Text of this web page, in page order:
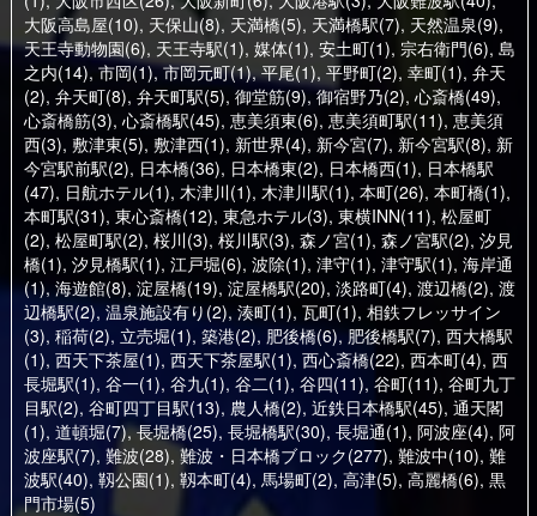
大阪高島屋(10), 天保山(8), 天満橋(5), 天満橋駅(7), 天然温泉(9),
天王寺動物園(6), 天王寺駅(1), 媒体(1), 安土町(1), 宗右衛門(6), 島
之内(14), 市岡(1),市岡元町(1),平尾(1), 平野町(2), 幸町(1), 弁天
(2), 弁天町(8), 弁天町駅(5), 御堂筋(9), 御宿野乃(2), 心斎橋(49),
心斎橋筋(3), 心斎橋駅(45), 恵美須東(6), 恵美須町駅(11), 恵美須
西(3), 敷津東(5), 敷津西(1), 新世界(4), 新今宮(7), 新今宮駅(8), 新
今宮駅前駅(2), 日本橋(36), 日本橋東(2), 日本橋西(1), 日本橋駅
(47), 日航ホテル(1), 木津川(1), 木津川駅(1), 本町(26), 本町橋(1),
本町駅(31), 東心斎橋(12), 東急ホテル(3), 東横INN(11), 松屋町
(2), 松屋町駅(2), 桜川(3), 桜川駅(3), 森ノ宮(1), 森ノ宮駅(2), 汐見
橋(1), 汐見橋駅(1), 江戸堀(6), 波除(1), 津守(1), 津守駅(1), 海岸通
(1), 海遊館(8), 淀屋橋(19), 淀屋橋駅(20), 淡路町(4), 渡辺橋(2), 渡
辺橋駅(2), 温泉施設有り(2), 湊町(1), 瓦町(1), 相鉄フレッサイン
(3), 稲荷(2), 立売堀(1), 築港(2), 肥後橋(6), 肥後橋駅(7), 西大橋駅
(1), 西天下茶屋(1), 西天下茶屋駅(1), 西心斎橋(22), 西本町(4), 西
長堀駅(1), 谷一(1), 谷九(1), 谷二(1), 谷四(11), 谷町(11), 谷町九丁
目駅(2), 谷町四丁目駅(13), 農人橋(2), 近鉄日本橋駅(45), 通天閣
(1), 道頓堀(7),長堀橋(25), 長堀橋駅(30), 長堀通(1), 阿波座(4), 阿
波座駅(7), 難波(28), 難波・日本橋ブロック(277), 難波中(10), 難
波駅(40), 靱公園(1), 靱本町(4), 馬場町(2), 高津(5), 高麗橋(6), 黒
門市場(5)